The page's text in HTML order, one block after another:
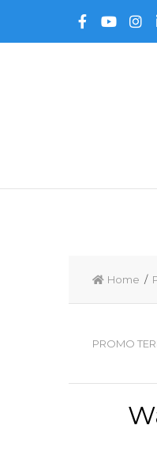
Home /
PROMO